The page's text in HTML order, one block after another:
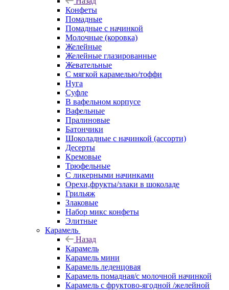
Конфеты
Помадные
Помадные с начинкой
Молочные (коровка)
Желейные
Желейные глазированные
Жевательные
С мягкой карамелью/тоффи
Нуга
Суфле
В вафельном корпусе
Вафельные
Пралиновые
Батончики
Шоколадные с начинкой (ассорти)
Десерты
Кремовые
Трюфельные
С ликерными начинками
Орехи,фрукты/злаки в шоколаде
Грильяж
Злаковые
Набор микс конфеты
Элитные
Карамель
Назад
Карамель
Карамель мини
Карамель леденцовая
Карамель помадная/с молочной начинкой
Карамель с фруктово-ягодной /желейной